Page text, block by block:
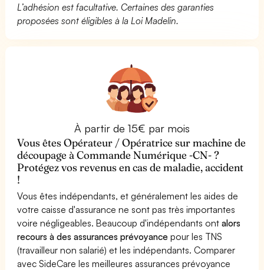
L’adhésion est facultative. Certaines des garanties
proposées sont éligibles à la Loi Madelin.
À partir de 15€ par mois
Vous êtes Opérateur / Opératrice sur machine de
découpage à Commande Numérique -CN- ?
Protégez vos revenus en cas de maladie, accident
!
Vous êtes indépendants, et généralement les aides de
votre caisse d'assurance ne sont pas très importantes
voire négligeables. Beaucoup d'indépendants ontalors
recours à des assurances prévoyance pour les TNS
(travailleur non salarié) et les indépendants. Comparer
avec SideCare les meilleures assurances prévoyance